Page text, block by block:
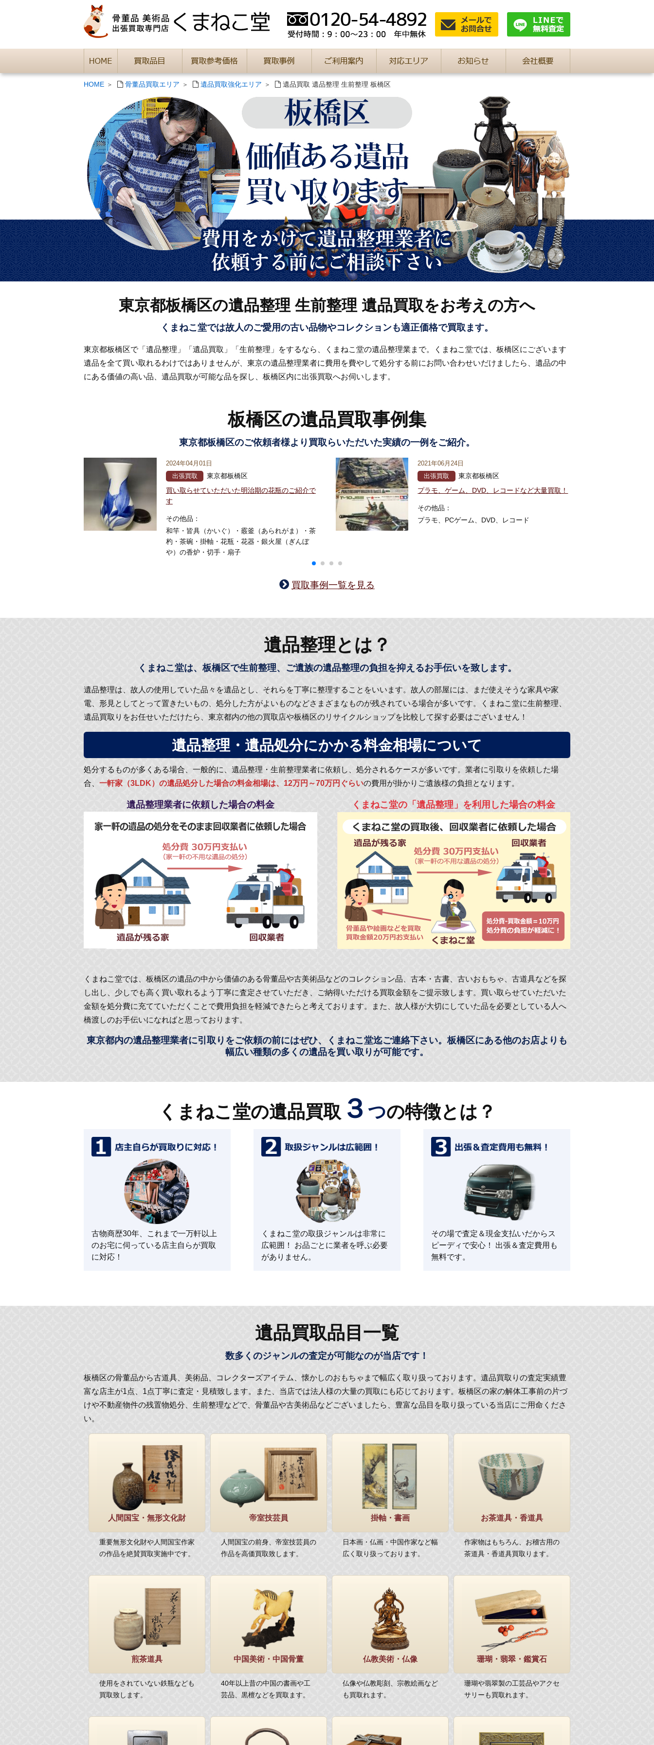
HOME 骨董品買取エリア 遺品買取強化エリア 遺品買取 遺品整理 生前整理 板橋区
東京都板橋区の遺品整理 生前整理 遺品買取をお考えの方へ
くまねこ堂では故人のご愛用の古い品物やコレクションも適正価格で買取ます。
東京都板橋区で「遺品整理」「遺品買取」「生前整理」をするなら、くまねこ堂の遺品整理業まで。くまねこ堂では、板橋区にございます
遺品を全て買い取れるわけではありませんが、東京の遺品整理業者に費用を費やして処分する前にお問い合わせいだけましたら、遺品の中
にある価値の高い品、遺品買取が可能な品を探し、板橋区内に出張買取へお伺いします。
板橋区の遺品買取事例集
東京都板橋区のご依頼者様より買取らいただいた実績の一例をご紹介。
2024年04月01日
出張買取
東京都板橋区
買い取らせていただいた明治期の花瓶のご紹介で
す
その他品：
和竿・皆具（かいぐ）・霰釜（あられがま）・茶
杓・茶碗・掛軸・花瓶・花器・銀火屋（ぎんぼ
や）の香炉・切手・扇子
2021年06月24日
出張買取
東京都板橋区
プラモ、ゲーム、DVD、レコードなど大量買取！
その他品：
プラモ、PCゲーム、DVD、レコード
買取事例一覧を見る
遺品整理とは？
くまねこ堂は、板橋区で生前整理、ご遺族の遺品整理の負担を抑えるお手伝いを致します。
遺品整理は、故人の使用していた品々を遺品とし、それらを丁寧に整理することをいいます。故人の部屋には、まだ使えそうな家具や家
電、形見としてとって置きたいもの、処分した方がよいものなどさまざまなものが残されている場合が多いです。くまねこ堂に生前整理、
遺品買取りをお任せいただけたら、東京都内の他の買取店や板橋区のリサイクルショップを比較して探す必要はございません！
遺品整理・遺品処分にかかる料金相場について
処分するものが多くある場合、一般的に、遺品整理・生前整理業者に依頼し、処分されるケースが多いです。業者に引取りを依頼した場
合、 一軒家（3LDK）の遺品処分した場合の料金相場は、12万円～70万円ぐらいの費用が掛かりご遺族様の負担となります。
遺品整理業者に依頼した場合の料金 くまねこ堂の「遺品整理」を利用した場合の料金
くまねこ堂では、板橋区の遺品の中から価値のある骨董品や古美術品などのコレクション品、古本・古書、古いおもちゃ、古道具などを探
し出し、少しでも高く買い取れるよう丁寧に査定させていただき、ご納得いただける買取金額をご提示致します。買い取らせていただいた
金額を処分費に充てていただくことで費用負担を軽減できたらと考えております。また、故人様が大切にしていた品を必要としている人へ
橋渡しのお手伝いになればと思っております。
東京都内の遺品整理業者に引取りをご依頼の前にはぜひ、くまねこ堂迄ご連絡下さい。板橋区にある他のお店よりも
幅広い種類の多くの遺品を買い取りが可能です。
くまねこ堂の遺品買取 ３ つの特徴とは？
古物商歴30年、これまで一万軒以上
のお宅に伺っている店主自らが買取
に対応！
くまねこ堂の取扱ジャンルは非常に
広範囲！ お品ごとに業者を呼ぶ必要
がありません。
その場で査定＆現金支払いだからス
ピーディで安心！ 出張＆査定費用も
無料です。
遺品買取品目一覧
数多くのジャンルの査定が可能なのが当店です！
板橋区の骨董品から古道具、美術品、コレクターズアイテム、懐かしのおもちゃまで幅広く取り扱っております。遺品買取りの査定実績豊
富な店主が1点、1点丁寧に査定・見積致します。また、当店では法人様の大量の買取にも応じております。板橋区の家の解体工事前の片づ
けや不動産物件の残置物処分、生前整理などで、骨董品や古美術品などございましたら、豊富な品目を取り扱っている当店にご用命くださ
い。
人間国宝・無形文化財
重要無形文化財や人間国宝作家
の作品を絶賛買取実施中です。
帝室技芸員
人間国宝の前身、帝室技芸員の
作品を高価買取致します。
掛軸・書画
日本画・仏画・中国作家など幅
広く取り扱っております。
お茶道具・香道具
作家物はもちろん、お稽古用の
茶道具・香道具買取ります。
煎茶道具
使用をされていない鉄瓶なども
買取致します。
中国美術・中国骨董
40年以上昔の中国の書画や工
芸品、黒檀などを買取ます。
仏教美術・仏像
仏像や仏教彫刻、宗教絵画など
も買取れます。
珊瑚・翡翠・鑑賞石
珊瑚や翡翠製の工芸品やアクセ
サリーも買取れます。